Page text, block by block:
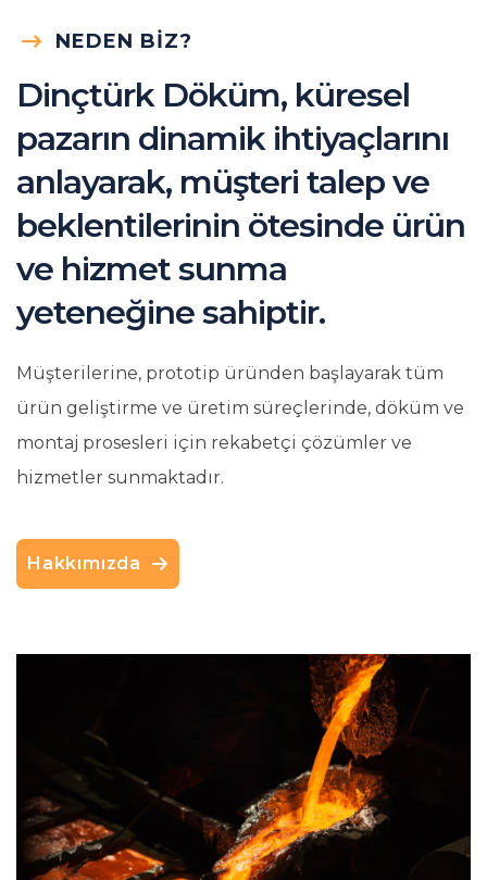
NEDEN BIZ?
Dinçtürk Döküm, küresel
pazarın dinamik ihtiyaçlarını
anlayarak, müşteri talep ve
beklentilerinin ötesinde ürün
ve hizmet sunma
yeteneğine sahiptir.
Müşterilerine, prototip üründen başlayarak tüm
ürün geliştirme ve üretim süreçlerinde, döküm ve
montaj prosesleri için rekabetçi çözümler ve
hizmetler sunmaktadır.
Hakkımızda